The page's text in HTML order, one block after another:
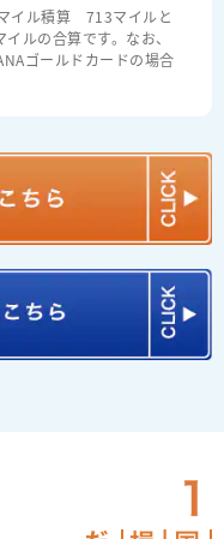
イル積算 713マイルと
ルの合算です。なお、
ゴールドカードの場合